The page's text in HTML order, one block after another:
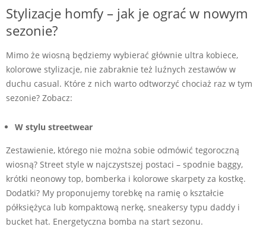
Stylizacje homfy – jak je ograć w nowym
sezonie?
Mimo że wiosną będziemy wybierać głównie ultra kobiece,
kolorowe stylizacje, nie zabraknie też luźnych zestawów w
duchu casual. Które z nich warto odtworzyć chociaż raz w tym
sezonie? Zobacz:
W stylu streetwear
Zestawienie, którego nie można sobie odmówić tegoroczną
wiosną? Street style w najczystszej postaci – spodnie baggy,
krótki neonowy top, bomberka i kolorowe skarpety za kostkę.
Dodatki? My proponujemy torebkę na ramię o kształcie
półksiężyca lub kompaktową nerkę, sneakersy typu daddy i
bucket hat. Energetyczna bomba na start sezonu.